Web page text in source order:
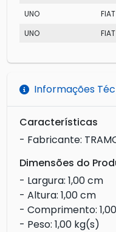
UNO
FIAT
UNO
FIAT
Informações
Características
- Fabricante:
Dimensões do
- Largura: 1,00 cm
- Altura: 1,00 cm
- Comprimento:
- Peso: 1,00 kg(s)